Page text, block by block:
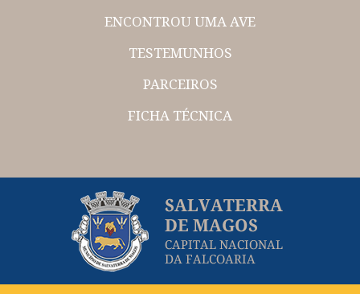
ENCONTROU UMA AVE
TESTEMUNHOS
PARCEIROS
FICHA TÉCNICA